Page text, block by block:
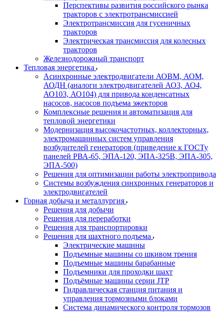
Перспективы развития российского рынка
тракторов с электротрансмиссией
Электротрансмиссия для гусеничных
тракторов
Электрическая трансмиссия для колесных
тракторов
Железнодорожный транспорт
Тепловая энергетика
Асинхронные электродвигатели АОВМ, АОМ,
АОДН (аналоги электродвигателей АО3, АО4,
АО103, АО104) для привода конденсатных
насосов, насосов подъема эжекторов
Комплексные решения и автоматизация для
тепловой энергетики
Модернизация высокочастотных, коллекторных,
электромашинных систем управления
возбудителей генераторов (приведение к ГОСТу
панелей РВА-65, ЭПА-120, ЭПА-325В, ЭПА-305,
ЭПА-500)
Решения для оптимизации работы электропривода
Системы возбуждения синхронных генераторов и
электродвигателей
Горная добыча и металлургия
Решения для добычи
Решения для переработки
Решения для транспортировки
Решения для шахтного подъема
Электрические машины
Подъемные машины со шкивом трения
Подъемные машины барабанные
Подъемники для проходки шахт
Подъёмные машины серии JTP
Гидравлическая станция питания и
управления тормозными блоками
Система динамического контроля тормозов